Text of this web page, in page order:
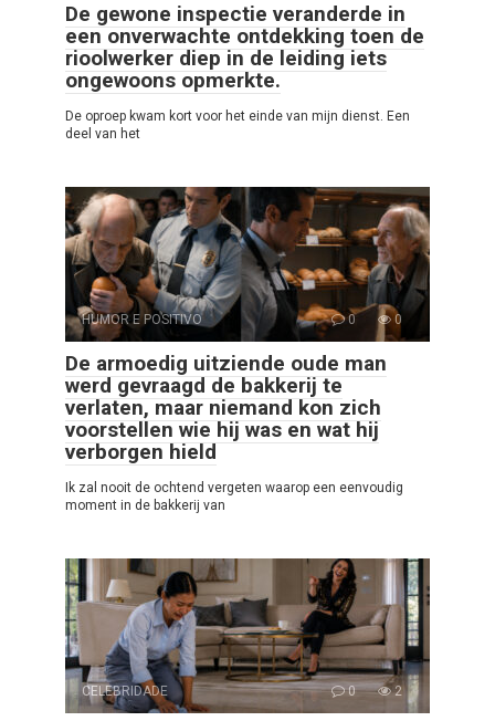
De gewone inspectie veranderde in
een onverwachte ontdekking toen de
rioolwerker diep in de leiding iets
ongewoons opmerkte.
De oproep kwam kort voor het einde van mijn dienst. Een
deel van het
HUMOR E POSITIVO 0 0
De armoedig uitziende oude man
werd gevraagd de bakkerij te
verlaten, maar niemand kon zich
voorstellen wie hij was en wat hij
verborgen hield
Ik zal nooit de ochtend vergeten waarop een eenvoudig
moment in de bakkerij van
CELEBRIDADE 0 2